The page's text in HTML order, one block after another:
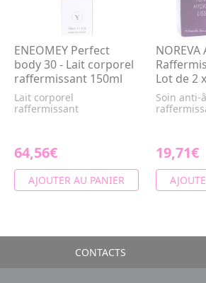
ENEOMEY Perfect
body 30 - Lait corporel
raffermissant 150ml
Lait corporel
raffermissant
64,56€
AJOUTER AU PANIER
Lot de 2
Soin anti-
19,71€
CONTACTS